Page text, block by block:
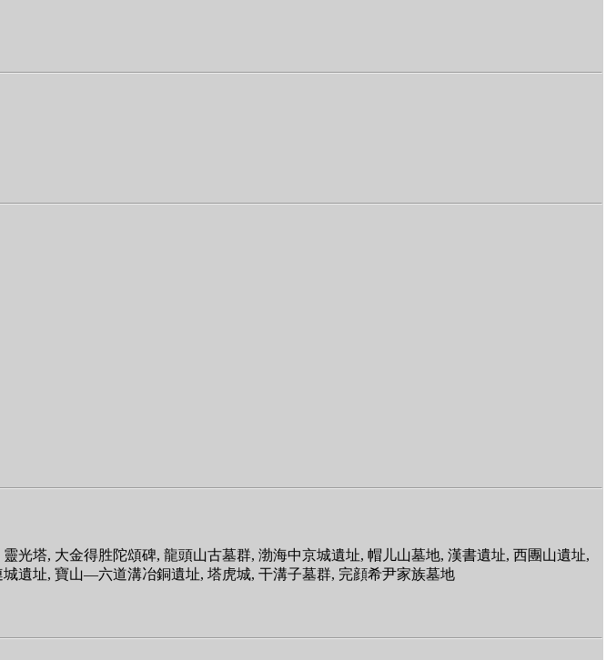
光塔, 大金得胜陀頌碑, 龍頭山古墓群, 渤海中京城遺址, 帽儿山墓地, 漢書遺址, 西團山遺址,
遺址, 寶山―六道溝冶銅遺址, 塔虎城, 干溝子墓群, 完顔希尹家族墓地